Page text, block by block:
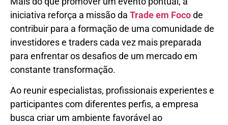
iniciativa reforça a missão da Trade em Focode
contribuir para a formação de uma comunidade de
investidores e traders cada vez mais preparada
para enfrentar os desafios de um mercado em
constante transformação.
Ao reunir especialistas, profissionais experientes e
participantes com diferentes perfis, a empresa
busca criar um ambiente favorável ao